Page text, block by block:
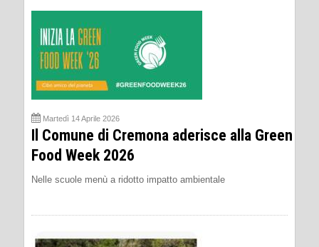
Martedì 14 Aprile 2026
Il Comune di Cremona aderisce alla Green
Food Week 2026
Nelle scuole menù a ridotto impatto ambientale